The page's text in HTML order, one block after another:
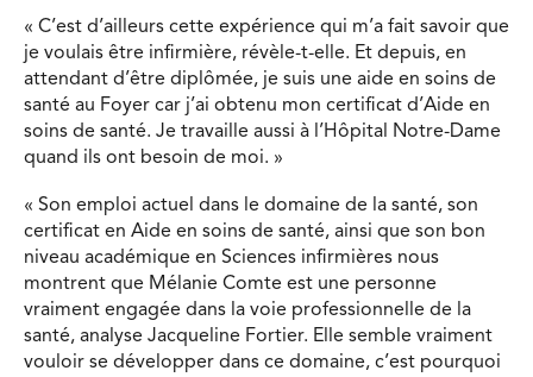
« C’est d’ailleurs cette expérience qui m’a fait savoir que
je voulais être infirmière, révèle-t-elle. Et depuis, en
attendant d’être diplômée, je suis une aide en soins de
santé au Foyer car j’ai obtenu mon certificat d’Aide en
soins de santé. Je travaille aussi à l’Hôpital Notre-Dame
quand ils ont besoin de moi. »
« Son emploi actuel dans le domaine de la santé, son
certificat en Aide en soins de santé, ainsi que son bon
niveau académique en Sciences infirmières nous
montrent que Mélanie Comte est une personne
vraiment engagée dans la voie professionnelle de la
santé, analyse Jacqueline Fortier. Elle semble vraiment
vouloir se développer dans ce domaine, c’est pourquoi